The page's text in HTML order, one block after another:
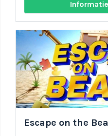
Escape on the